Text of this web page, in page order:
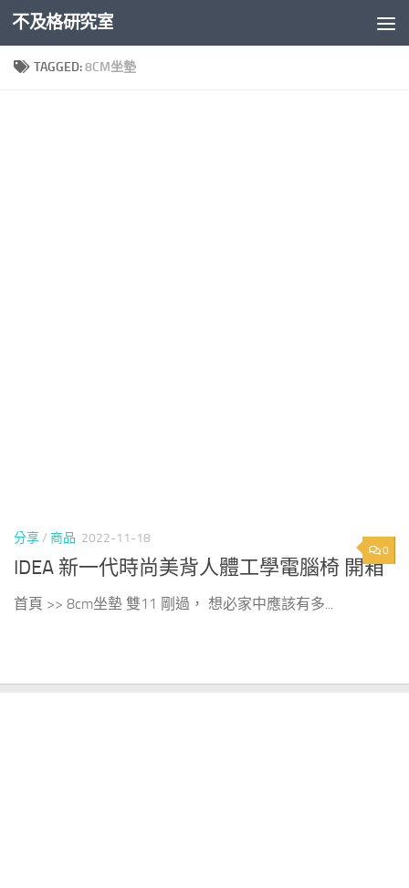
Skip to content
不及格研究室
TAGGED:8CM坐墊
0
分享/ 商品 2022-11-18
IDEA 新一代時尚美背人體工學電腦椅 開箱
首頁 >> 8cm坐墊 雙11 剛過， 想必家中應該有多...